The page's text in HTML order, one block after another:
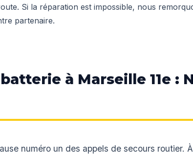
Si la réparation est impossible, nous
partenaire.
à Marseille 11e :
numéro un des appels de secours routier.